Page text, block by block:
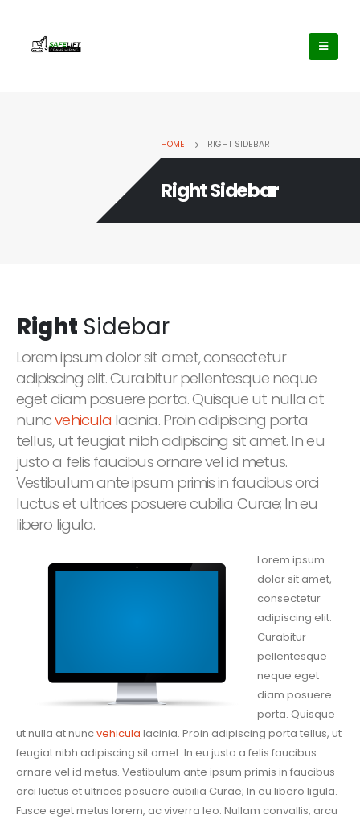
HOME RIGHT SIDEBAR
Right Sidebar
Right Sidebar
Lorem ipsum dolor sit amet, consectetur
adipiscing elit. Curabitur pellentesque neque
eget diam posuere porta. Quisque ut nulla at
nuncvehicula lacinia. Proin adipiscing porta
tellus, ut feugiat nibh adipiscing sit amet. In eu
justo a felis faucibus ornare vel id metus.
Vestibulum ante ipsum primis in faucibus orci
luctus et ultrices posuere cubilia Curae; In eu
libero ligula.
Lorem ipsum
dolor sit amet,
consectetur
adipiscing elit.
Curabitur
pellentesque
neque eget
diam posuere
porta. Quisque
ut nulla at nuncvehicula lacinia. Proin adipiscing porta tellus, ut
feugiat nibh adipiscing sit amet. In eu justo a felis faucibus
ornare vel id metus. Vestibulum ante ipsum primis in faucibus
orci luctus et ultrices posuere cubilia Curae; In eu libero ligula.
Fusce eget metus lorem, ac viverra leo. Nullam convallis, arcu